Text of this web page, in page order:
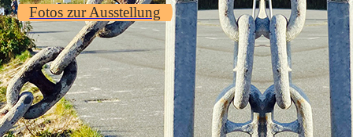
Fotos zur Ausstellung